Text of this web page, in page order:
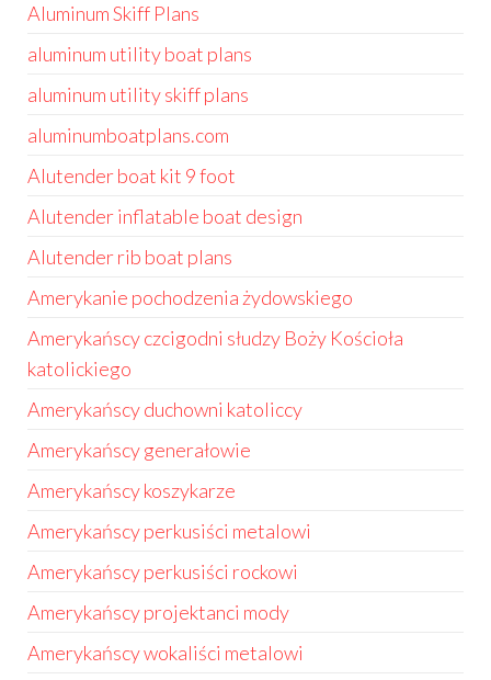
Aluminum Skiff Plans
aluminum utility boat plans
aluminum utility skiff plans
aluminumboatplans.com
Alutender boat kit 9 foot
Alutender inflatable boat design
Alutender rib boat plans
Amerykanie pochodzenia żydowskiego
Amerykańscy czcigodni słudzy Boży Kościoła
katolickiego
Amerykańscy duchowni katoliccy
Amerykańscy generałowie
Amerykańscy koszykarze
Amerykańscy perkusiści metalowi
Amerykańscy perkusiści rockowi
Amerykańscy projektanci mody
Amerykańscy wokaliści metalowi